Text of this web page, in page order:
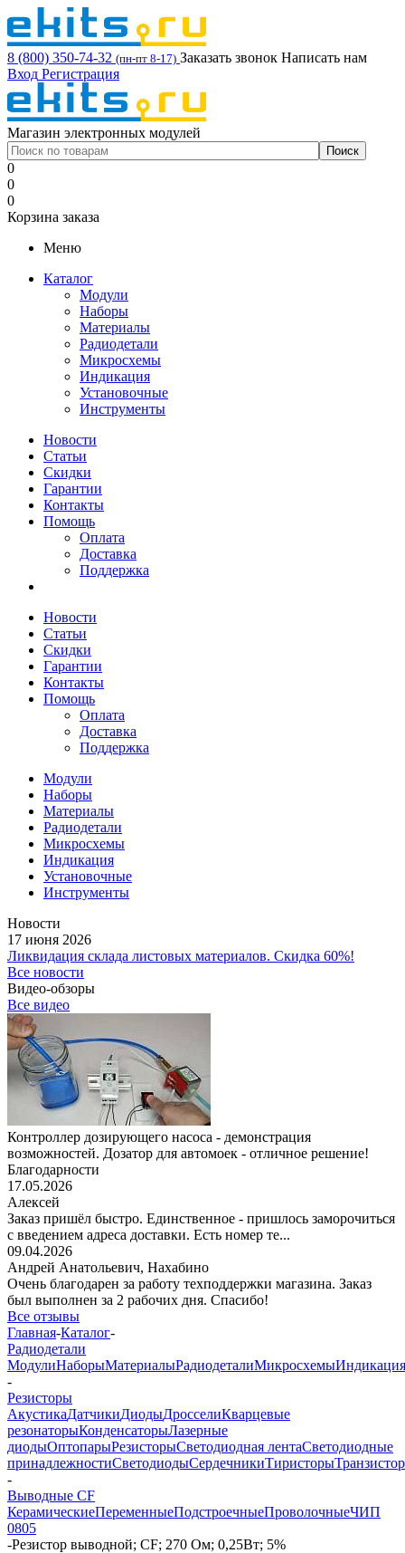
8 (800) 350-74-32 (пн-пт 8-17) Заказать звонок Написать нам
Вход Регистрация
Магазин электронных модулей
0
0
0
Корзина заказа
Меню
Каталог
Модули
Наборы
Материалы
Радиодетали
Микросхемы
Индикация
Установочные
Инструменты
Новости
Статьи
Скидки
Гарантии
Контакты
Помощь
Оплата
Доставка
Поддержка
Новости
Статьи
Скидки
Гарантии
Контакты
Помощь
Оплата
Доставка
Поддержка
Модули
Наборы
Материалы
Радиодетали
Микросхемы
Индикация
Установочные
Инструменты
Новости
17 июня 2026
Ликвидация склада листовых материалов. Скидка 60%!
Все новости
Видео-обзоры
Все видео
Контроллер дозирующего насоса - демонстрация
возможностей. Дозатор для автомоек - отличное решение!
Благодарности
17.05.2026
Алексей
Заказ пришёл быстро. Единственное - пришлось заморочиться
с введением адреса доставки. Есть номер те...
09.04.2026
Андрей Анатольевич, Нахабино
Очень благодарен за работу техподдержки магазина. Заказ
был выполнен за 2 рабочих дня. Спасибо!
Все отзывы
Главная-Каталог-
Радиодетали
МодулиНаборыМатериалыРадиодеталиМикросхемыИндикация
-
Резисторы
АкустикаДатчикиДиодыДросселиКварцевые
резонаторыКонденсаторыЛазерные
диодыОптопарыРезисторыСветодиодная лентаСветодиодные
принадлежностиСветодиодыСердечникиТиристоры
-
Выводные CF
КерамическиеПеременныеПодстроечныеПроволочныеЧИП
0805
-Резистор выводной; CF; 270 Ом; 0,25Вт; 5%